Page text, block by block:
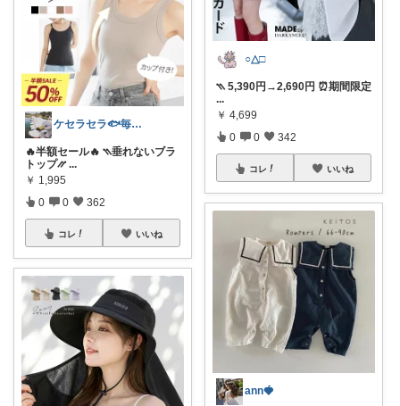
ケセラセラ🐟毎日を快適にするアイテム
🔥半額セール🔥 ⳹垂れないブラ
トップ⳼...
￥ 1,995
0 0 362
コレ いいね
○△□
⳹ 5,390円→2,690円 ⏰期間限定
...
￥ 4,699
0 0 342
コレ いいね
ann🍓